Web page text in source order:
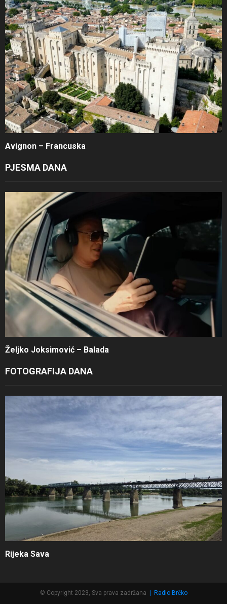
Avignon – Francuska
PJESMA DANA
Željko Joksimović – Balada
FOTOGRAFIJA DANA
Rijeka Sava
© Copyright 2023, Sva prava zadržana | Radio Brčko